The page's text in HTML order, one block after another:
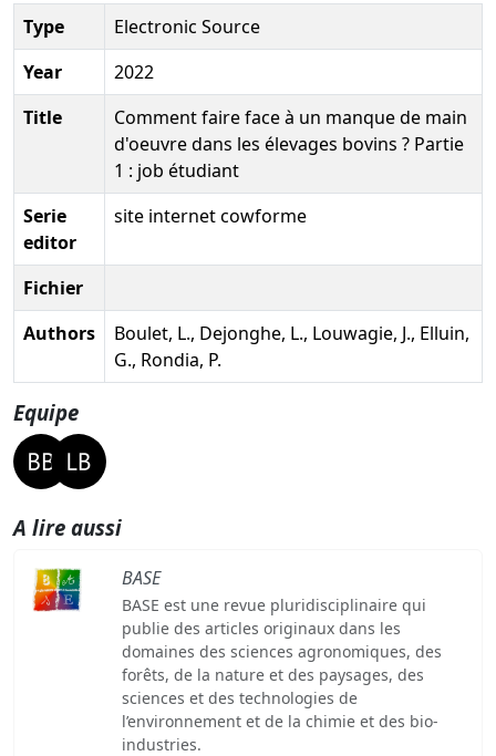
Type
Electronic Source
Year
2022
Title
Comment faire face à un manque de main
d'oeuvre dans les élevages bovins ? Partie
1 : job étudiant
Serie
editor
site internet cowforme
Fichier
Authors
Boulet, L., Dejonghe, L., Louwagie, J., Elluin,
G., Rondia, P.
Equipe
A lire aussi
BASE
BASE est une revue pluridisciplinaire qui
publie des articles originaux dans les
domaines des sciences agronomiques, des
forêts, de la nature et des paysages, des
sciences et des technologies de
l’environnement et de la chimie et des bio-
industries.